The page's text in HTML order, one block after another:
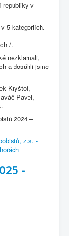
republiky v
5 kategoriích.
/.
nezklamali,
a dosáhli jsme
Kryštof,
Pavel,
2024 –
z.s. -
-